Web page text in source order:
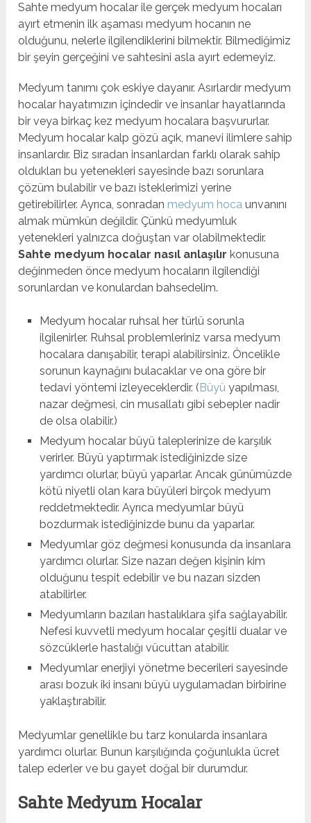
Sahte medyum hocalar ile gerçek medyum hocaları
ayırt etmenin ilk aşaması medyum hocanın ne
olduğunu, nelerle ilgilendiklerini bilmektir. Bilmediğimiz
bir şeyin gerçeğini ve sahtesini asla ayırt edemeyiz.
Medyum tanımı çok eskiye dayanır. Asırlardır medyum
hocalar hayatımızın içindedir ve insanlar hayatlarında
bir veya birkaç kez medyum hocalara başvururlar.
Medyum hocalar kalp gözü açık, manevi ilimlere sahip
insanlardır. Biz sıradan insanlardan farklı olarak sahip
oldukları bu yetenekleri sayesinde bazı sorunlara
çözüm bulabilir ve bazı isteklerimizi yerine
getirebilirler. Ayrıca, sonradan medyum hoca unvanını
almak mümkün değildir. Çünkü medyumluk
yetenekleri yalnızca doğuştan var olabilmektedir.
Sahte medyum hocalar nasıl anlaşılır konusuna
değinmeden önce medyum hocaların ilgilendiği
sorunlardan ve konulardan bahsedelim.
Medyum hocalar ruhsal her türlü sorunla
ilgilenirler. Ruhsal problemleriniz varsa medyum
hocalara danışabilir, terapi alabilirsiniz. Öncelikle
sorunun kaynağını bulacaklar ve ona göre bir
tedavi yöntemi izleyeceklerdir. ( Büyüyapılması,
nazar değmesi, cin musallatı gibi sebepler nadir
de olsa olabilir.)
Medyum hocalar büyü taleplerinize de karşılık
verirler. Büyü yaptırmak istediğinizde size
yardımcı olurlar, büyü yaparlar. Ancak günümüzde
kötü niyetli olan kara büyüleri birçok medyum
reddetmektedir. Ayrıca medyumlar büyü
bozdurmak istediğinizde bunu da yaparlar.
Medyumlar göz değmesi konusunda da insanlara
yardımcı olurlar. Size nazarı değen kişinin kim
olduğunu tespit edebilir ve bu nazarı sizden
atabilirler.
Medyumların bazıları hastalıklara şifa sağlayabilir.
Nefesi kuvvetli medyum hocalar çeşitli dualar ve
sözcüklerle hastalığı vücuttan atabilir.
Medyumlar enerjiyi yönetme becerileri sayesinde
arası bozuk iki insanı büyü uygulamadan birbirine
yaklaştırabilir.
Medyumlar genellikle bu tarz konularda insanlara
yardımcı olurlar. Bunun karşılığında çoğunlukla ücret
talep ederler ve bu gayet doğal bir durumdur.
Sahte Medyum Hocalar